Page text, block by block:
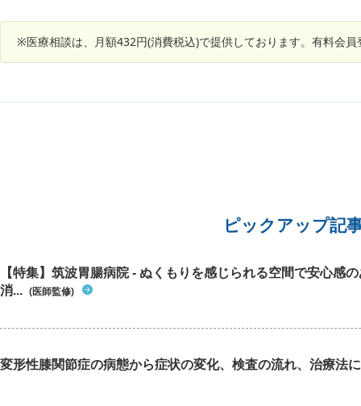
月：再受診。喉とお腹は異常なし。新たな症状が
なければ、もう少し様子をみてとの判断。
いと思
思われ
※医療相談は、月額432円(消費税込)で提供しております。有料会
ピックアップ記
【特集】筑波胃腸病院 - ぬくもりを感じられる空間で安心感
消... (医師監修)
変形性膝関節症の病態から症状の変化、検査の流れ、治療法